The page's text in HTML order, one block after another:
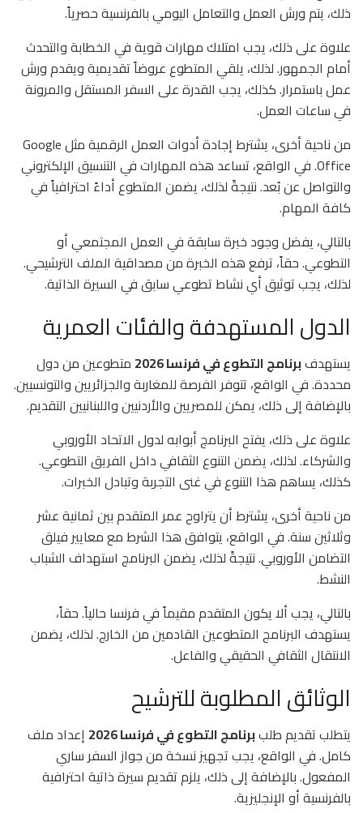
ذلك، يتم ورش العمل والتعامل اليومي بالفرنسية حصرياً.
علاوة على ذلك، يجب امتلاك مهارات قوية في الخطابة والتحدث
أمام الجمهور. لذلك، يلقي المتطوع عروضاً تقديمية ويقدم ورش
عمل باستمرار. كذلك، يجب القدرة على السفر المستقل والمرونة
في ساعات العمل.
من ناحية أخرى، يشترط إجادة أدوات العمل الرقمية مثل Google
Office. في الواقع، تساعد هذه المهارات في التنسيق الإلكتروني
والتواصل عن بُعد. نتيجةً لذلك، يضمن المتطوع أداءً احترافياً في
كافة المهام.
بالتالي، يفضل وجود خبرة سابقة في العمل المجتمعي أو
التطوعي. حقاً، ترفع هذه الخبرة من مصداقية الملف الترشيحي.
لذلك، يجب توثيق أي نشاط تطوعي سابق في السيرة الذاتية.
الدول المستهدفة والفئات العمرية
يستهدفبرنامج التطوع في فرنسا 2026
متطوعين من دول
محددة. في الواقع، تتوفر الفرصة للمغاربة والجزائريين والتونسيين.
بالإضافة إلى ذلك، يمكن للمصريين والأردنيين واللبنانيين التقديم.
علاوة على ذلك، يفتح البرنامج أبوابه لدول الاتحاد الأوروبي
والشركاء. لذلك، يضمن التنوع الثقافي داخل الفريق التطوعي.
كذلك، يساهم هذا التنوع في غنى التجربة وتبادل الخبرات.
من ناحية أخرى، يشترط أن يتراوح عمر المتقدم بين ثمانية عشر
وثلاثين سنة. في الواقع، يتوافق هذا الشرط مع معايير فيلق
التضامن الأوروبي. نتيجةً لذلك، يضمن البرنامج استهداف الشباب
النشط.
بالتالي، يجب ألا يكون المتقدم مقيماً في فرنسا حالياً. حقاً،
يستهدف البرنامج المتطوعين القادمين من الخارج. لذلك، يضمن
الانتقال الثقافي الحقيقي والفاعل.
الوثائق المطلوبة للترشيح
يتطلب تقديم طلببرنامج التطوع في فرنسا 2026
إعداد ملف
كامل. في الواقع، يجب تجهيز نسخة من جواز السفر ساري
المفعول. بالإضافة إلى ذلك، يلزم تقديم سيرة ذاتية احترافية
بالفرنسية أو الإنجليزية.